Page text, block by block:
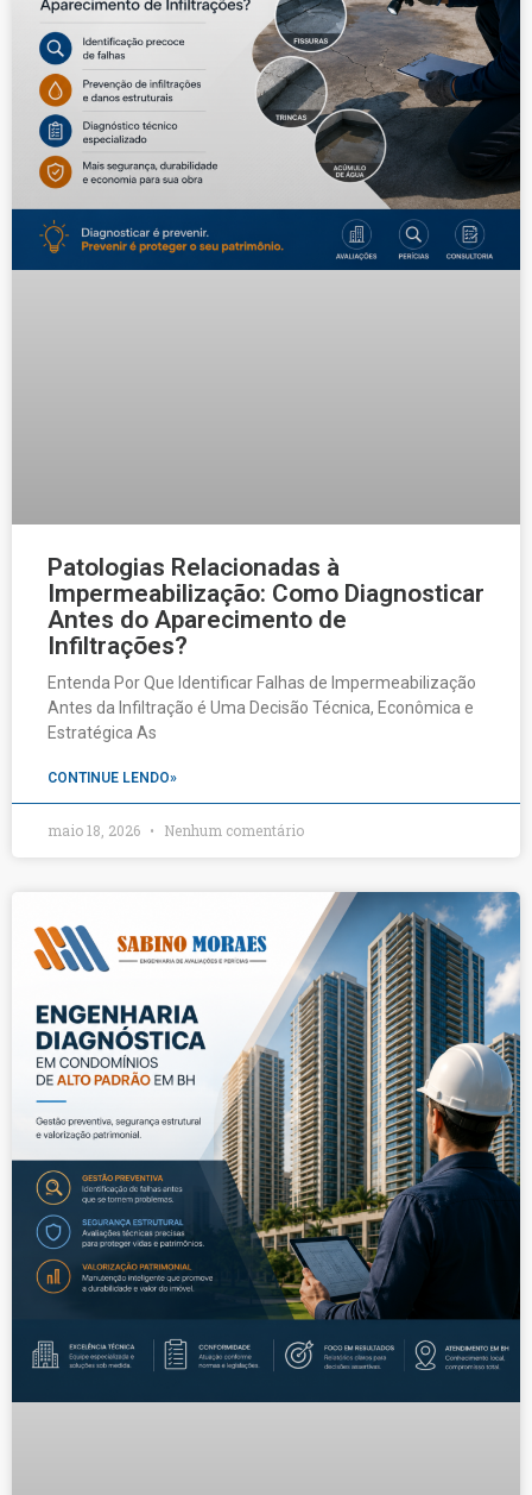
Patologias Relacionadas à
Impermeabilização: Como Diagnosticar
Antes do Aparecimento de
Infiltrações?
Entenda Por Que Identificar Falhas de Impermeabilização
Antes da Infiltração é Uma Decisão Técnica, Econômica e
Estratégica As
CONTINUE LENDO»
maio 18, 2026 Nenhum comentário